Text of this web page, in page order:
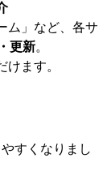
ム」など、各サ
更新。
ます。
すくなりまし